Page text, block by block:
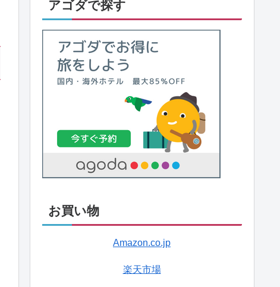
アゴダで探す
お買い物
Amazon.co.jp
楽天市場